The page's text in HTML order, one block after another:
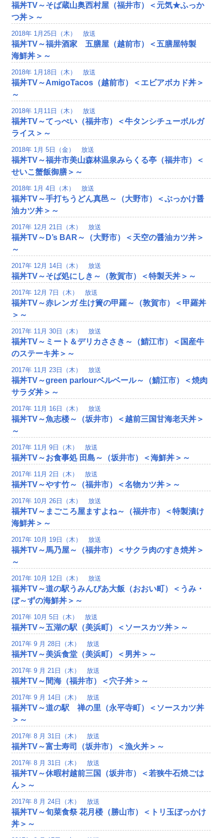
福丼TV～そば蔵山奥西村屋（福井市）＜元気★ふっか
つ丼＞～
2018年 1月25日（木） 放送
福丼TV～福井酒家 五膳屋（越前市）＜五膳屋特製
海鮮丼＞～
2018年 1月18日（木） 放送
福丼TV～AmigoTacos（越前市）＜エビアボカド丼＞
～
2018年 1月11日（木） 放送
福丼TV～てっぺい（福井市）＜牛タンシチューボルガ
ライス＞～
2018年 1月 5日（金） 放送
福丼TV～福井市美山森林温泉みらくる亭（福井市）＜
せいこ蟹飯御膳＞～
2018年 1月 4日（木） 放送
福丼TV～手打ちうどん真邑～（大野市）＜ぶっかけ醤
油カツ丼＞～
2017年 12月 21日（木） 放送
福丼TV～D’s BAR～（大野市）＜天空の醤油カツ丼＞
～
2017年 12月 14日（木） 放送
福丼TV～そば処にしき～（敦賀市）＜特製天丼＞～
2017年 12月 7日（木） 放送
福丼TV～赤レンガ 生け簀の甲羅～（敦賀市）＜甲羅丼
＞～
2017年 11月 30日（木） 放送
福丼TV～ミート＆デリカささき～（鯖江市）＜国産牛
のステーキ丼＞～
2017年 11月 23日（木） 放送
福丼TV～green parlourベルベール～（鯖江市）＜焼肉
サラダ丼＞～
2017年 11月 16日（木） 放送
福丼TV～魚志楼～（坂井市）＜越前三国甘海老天丼＞
～
2017年 11月 9日（木） 放送
福丼TV～お食事処 田島～（坂井市）＜海鮮丼＞～
2017年 11月 2日（木） 放送
福丼TV～やす竹～（福井市）＜名物カツ丼＞～
2017年 10月 26日（木） 放送
福丼TV～まごころ屋ますよね～（福井市）＜特製漬け
海鮮丼＞～
2017年 10月 19日（木） 放送
福丼TV～馬乃屋～（福井市）＜サクラ肉のすき焼丼＞
～
2017年 10月 12日（木） 放送
福丼TV～道の駅うみんぴあ大飯（おおい町）＜うみ・
ぼ～ずの海鮮丼＞～
2017年 10月 5日（木） 放送
福丼TV～五湖の駅（美浜町）＜ソースカツ丼＞～
2017年 9 月 28日（木） 放送
福丼TV～美浜食堂（美浜町）＜男丼＞～
2017年 9 月 21日（木） 放送
福丼TV～間海（福井市）＜穴子丼＞～
2017年 9 月 14日（木） 放送
福丼TV～道の駅 禅の里（永平寺町）＜ソースカツ丼
＞～
2017年 8 月 31日（木） 放送
福丼TV～富士寿司（坂井市）＜漁火丼＞～
2017年 8 月 31日（木） 放送
福丼TV～休暇村越前三国（坂井市）＜若狭牛石焼ごは
ん＞～
2017年 8 月 24日（木） 放送
福丼TV～旬菜食祭 花月楼（勝山市）＜トリ玉ぼっかけ
丼＞～